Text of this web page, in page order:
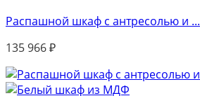
Распашной шкаф с антресолью и ...
135 966₽